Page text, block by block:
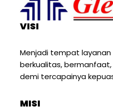
VISI
Menjadi tempat
berkualitas,
demi tercapainya
MISI